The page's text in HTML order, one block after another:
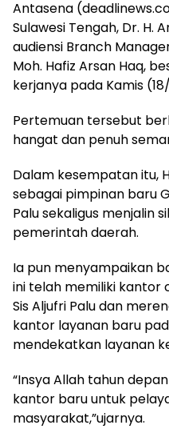
Antasena
Sulawesi Tengah, Dr. H.
audiensi Branch
Moh. Hafiz Arsan Haq,
kerjanya pada Kamis
Pertemuan tersebut
hangat dan penuh
Dalam kesempatan itu,
sebagai pimpinan baru
Palu sekaligus menjalin
pemerintah daerah.
Ia pun menyampaikan
ini telah memiliki kantor
Sis Aljufri Palu dan
kantor layanan baru
mendekatkan layanan
“Insya Allah tahun
kantor baru untuk
masyarakat,”ujarnya.